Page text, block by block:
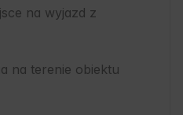
na wyjazd z
na terenie obiektu